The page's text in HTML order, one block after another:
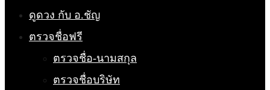
ดูดวง กับ อ.ชัญ
ตรวจชื่อฟรี
ตรวจชื่อ-นามสกุล
ตรวจชื่อบริษัท